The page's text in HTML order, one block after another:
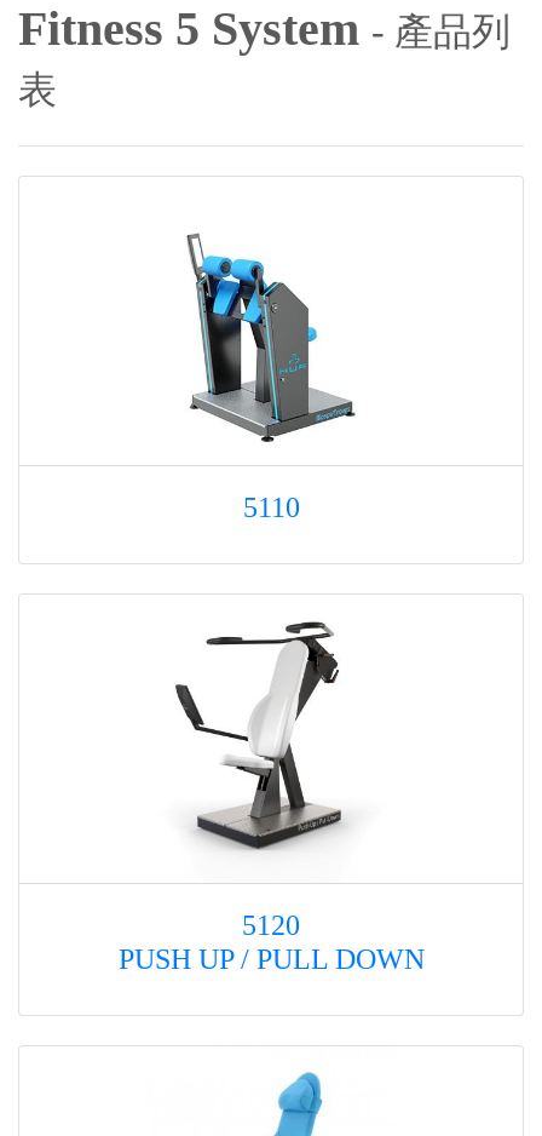
Fitness 5 System - 產品列
表
5110
5120
PUSH UP / PULL DOWN